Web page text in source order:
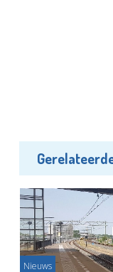
Nieuws